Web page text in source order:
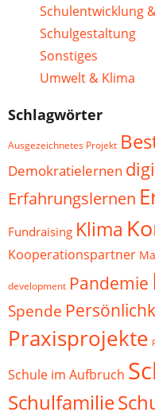
Schulentwicklung
Schulgestaltung
Sonstiges
Umwelt & Klima
Schlagwörter
Ausgezeichnetes Projekt
Demokratielernen
Erfahrungslernen
Fundraising Klima
Kooperationspartner
development Pandemie
Spende
Praxisprojekte
Schule im Aufbruch
Schulfamilie